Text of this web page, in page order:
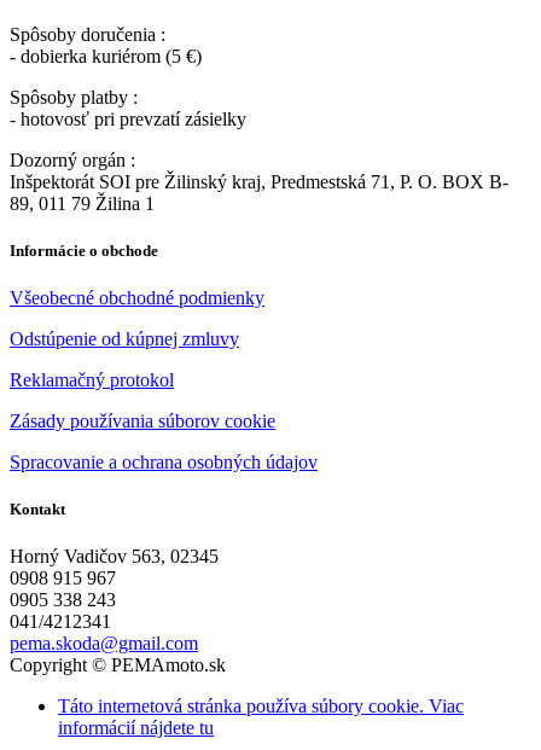
Spôsoby doručenia :
- dobierka kuriérom (5 €)
Spôsoby platby :
- hotovosť pri prevzatí zásielky
Dozorný orgán :
Inšpektorát SOI pre Žilinský kraj, Predmestská 71, P. O. BOX B-
89, 011 79 Žilina 1
Informácie o obchode
Všeobecné obchodné podmienky
Odstúpenie od kúpnej zmluvy
Reklamačný protokol
Zásady používania súborov cookie
Spracovanie a ochrana osobných údajov
Kontakt
Horný Vadičov 563, 02345
0908 915 967
0905 338 243
041/4212341
pema.skoda@gmail.com
Copyright © PEMAmoto.sk
Táto internetová stránka používa súbory cookie. Viac
informácií nájdete tu